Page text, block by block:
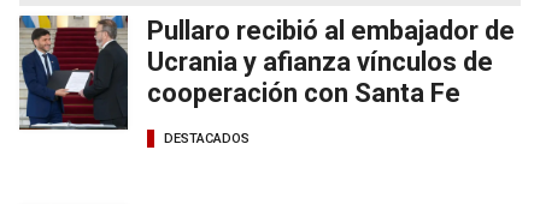
Pullaro recibió al embajador de
Ucrania y afianza vínculos de
cooperación con Santa Fe
DESTACADOS